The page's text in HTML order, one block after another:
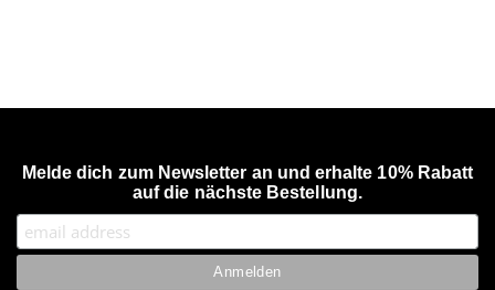
Melde dich zum Newsletter an und erhalte 10% Rabatt
auf die nächste Bestellung.